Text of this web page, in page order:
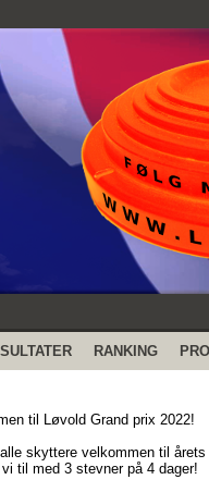
RANKING
til Løvold Grand prix 2022!
skyttere velkommen til
vi til med 3 stevner på 4 dager!